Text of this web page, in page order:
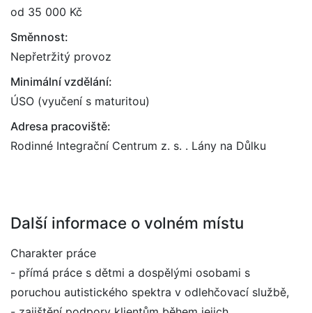
od 35 000 Kč
Směnnost:
Nepřetržitý provoz
Minimální vzdělání:
ÚSO (vyučení s maturitou)
Adresa pracoviště:
Rodinné Integrační Centrum z. s. . Lány na Důlku
Další informace o volném místu
Charakter práce
- přímá práce s dětmi a dospělými osobami s
poruchou autistického spektra v odlehčovací službě,